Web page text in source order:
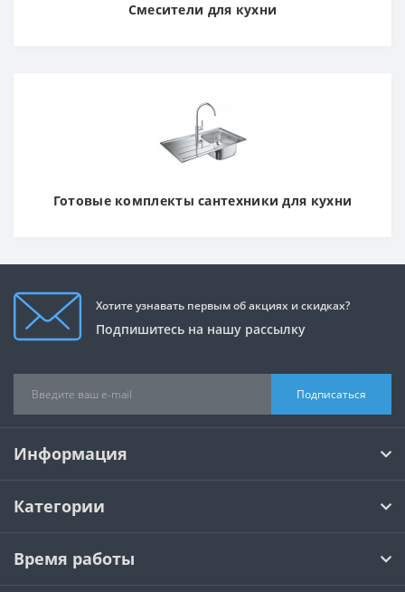
Смесители для кухни
Готовые комплекты сантехники для кухни
Хотите узнавать первым об акциях и скидках?
Подпишитесь на нашу рассылку
Подписаться
Информация
Категории
Время работы